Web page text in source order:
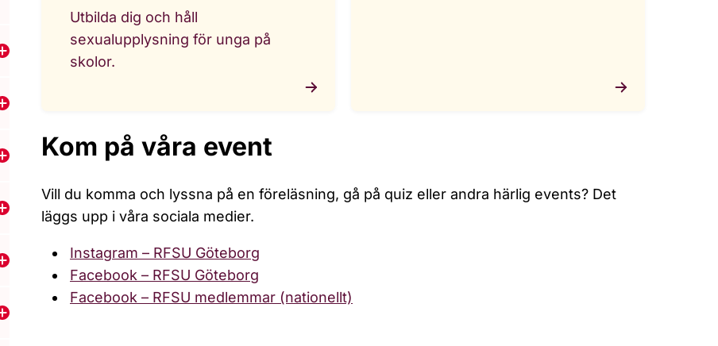
Visa undermeny för RFSU Jönköping
Visa undermeny för RFSU Luleå
Visa undermeny för RFSU Malmö
Visa undermeny för RFSU Mälardalen
Visa undermeny för RFSU Stockholm
Visa undermeny för RFSU Umeå
Utbilda dig och håll
sexualupplysning för unga på
skolor.
Kom på våra event
Vill du komma och lyssna på en föreläsning, gå på quiz eller andra härlig events? Det
läggs upp i våra sociala medier.
Instagram – RFSU Göteborg
Facebook – RFSU Göteborg
Facebook – RFSU medlemmar (nationellt)